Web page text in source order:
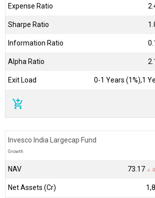
Expense Ratio
Sharpe Ratio
Information Ratio
Alpha Ratio
Exit Load 0-1 Years (1%),1
add_shopping_cart
Invesco India Largecap Fund
Growth
NAV ₹73.17 ↓ -
Net Assets (Cr)